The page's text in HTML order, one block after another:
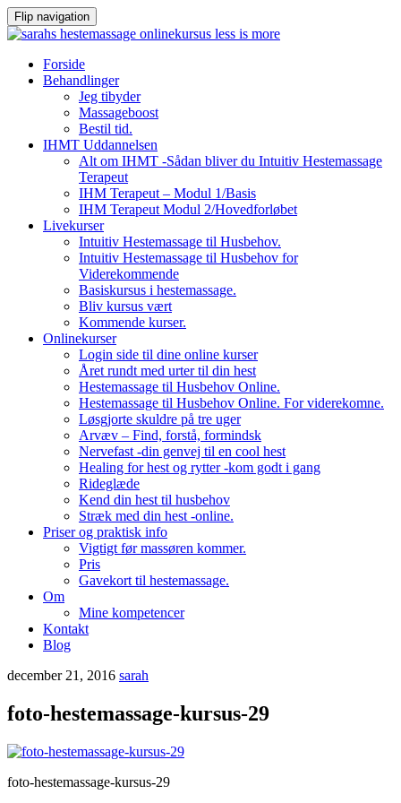
Flip navigation
VidereForside
Behandlinger
Jeg tibyder
Massageboost
Bestil tid.
IHMT Uddannelsen
Alt om IHMT -Sådan bliver du Intuitiv Hestemassage
Terapeut
IHM Terapeut – Modul 1/Basis
IHM Terapeut Modul 2/Hovedforløbet
Livekurser
Intuitiv Hestemassage til Husbehov.
Intuitiv Hestemassage til Husbehov for
Viderekommende
Basiskursus i hestemassage.
Bliv kursus vært
Kommende kurser.
Onlinekurser
Login side til dine online kurser
Året rundt med urter til din hest
Hestemassage til Husbehov Online.
Hestemassage til Husbehov Online. For viderekomne.
Løsgjorte skuldre på tre uger
Arvæv – Find, forstå, formindsk
Nervefast -din genvej til en cool hest
Healing for hest og rytter -kom godt i gang
Rideglæde
Kend din hest til husbehov
Stræk med din hest -online.
Priser og praktisk info
Vigtigt før massøren kommer.
Pris
Gavekort til hestemassage.
Om
Mine kompetencer
Kontakt
Blog
december 21, 2016 sarah
foto-hestemassage-kursus-29
foto-hestemassage-kursus-29